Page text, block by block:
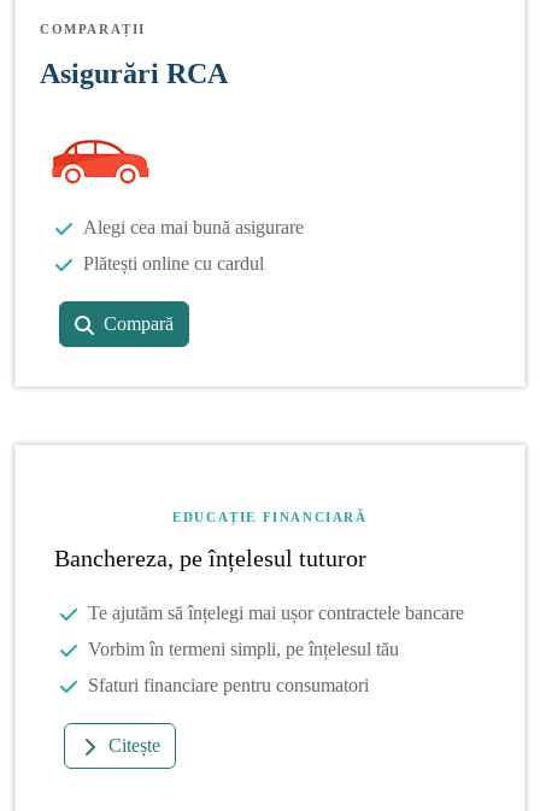
COMPARAȚII
Asigurări RCA
Alegi cea mai bună asigurare
Plătești online cu cardul
Compară
EDUCAȚIE FINANCIARĂ
Banchereza, pe înțelesul tuturor
Te ajutăm să înțelegi mai ușor contractele bancare
Vorbim în termeni simpli, pe înțelesul tău
Sfaturi financiare pentru consumatori
Citește